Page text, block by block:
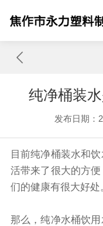
纯净桶装
发布日期：
目前纯净桶装水和
活带来了很大的方
们的健康有很大好处
那么，纯净水桶饮